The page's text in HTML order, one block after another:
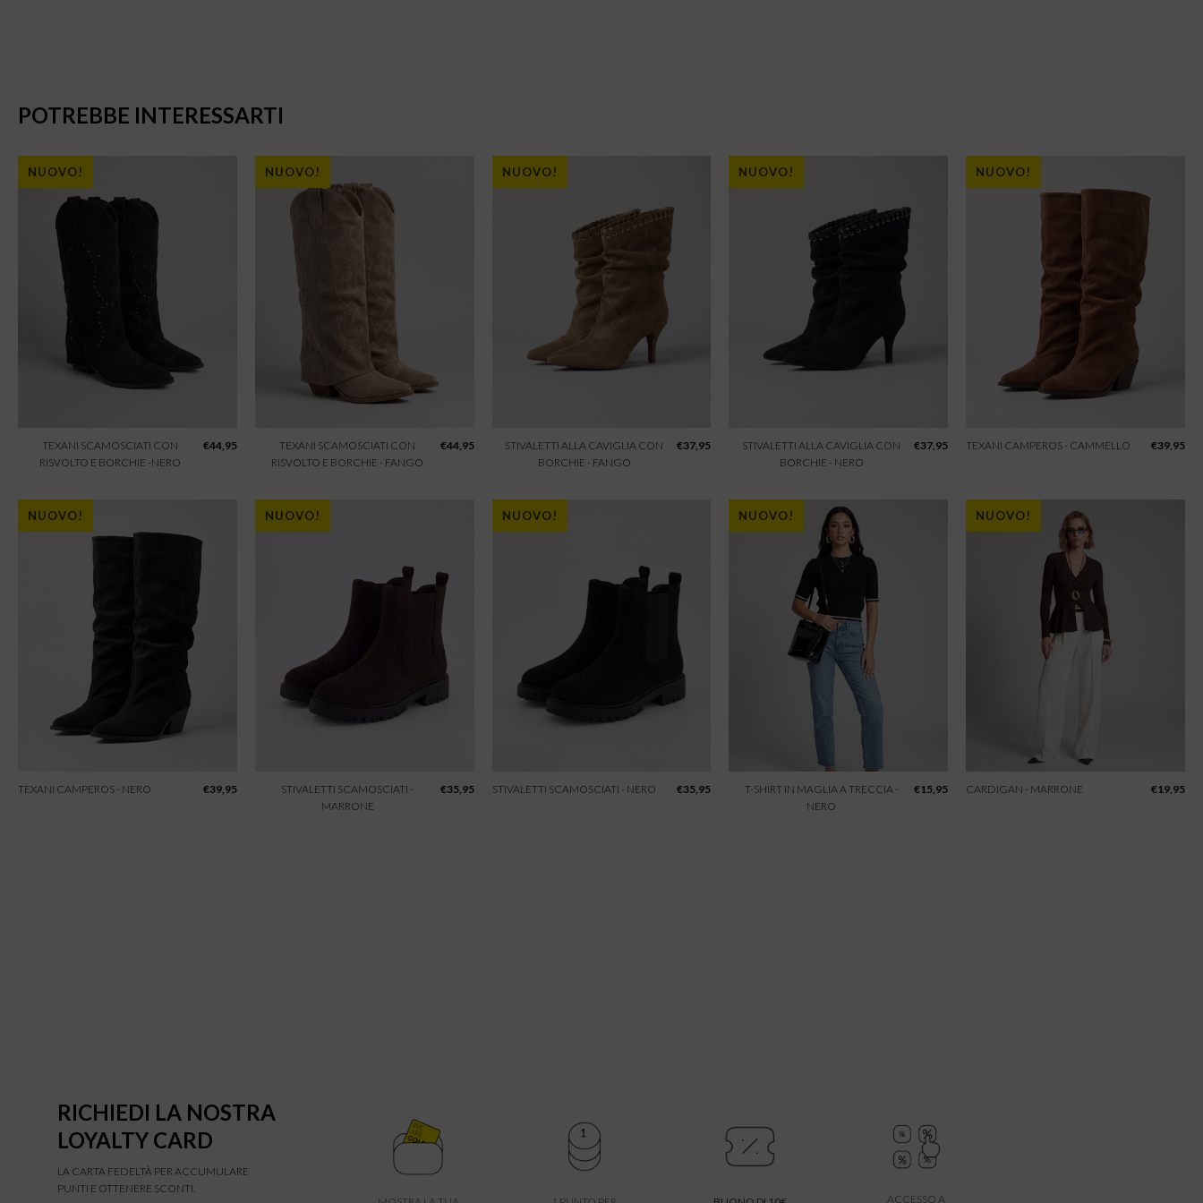
POTREBBE INTERESSARTI
NUOVO!
TEXANI SCAMOSCIATI CON
RISVOLTO E BORCHIE -NERO
€44,95
NUOVO!
TEXANI SCAMOSCIATI CON
RISVOLTO E BORCHIE - FANGO
€44,95
NUOVO!
STIVALETTI ALLA CAVIGLIA CON
BORCHIE - FANGO
€37,95
NUOVO!
STIVALETTI ALLA CAVIGLIA CON
BORCHIE - NERO
€37,95
NUOVO!
TEXANI CAMPEROS - CAMMELLO €39,95
NUOVO!
TEXANI CAMPEROS - NERO €39,95
NUOVO!
STIVALETTI SCAMOSCIATI -
MARRONE
€35,95
NUOVO!
STIVALETTI SCAMOSCIATI - NERO €35,95
NUOVO!
T-SHIRT IN MAGLIA A TRECCIA -
NERO
€15,95
NUOVO!
CARDIGAN - MARRONE €19,95
RICHIEDI LA NOSTRA
LOYALTY CARD
LA CARTA FEDELTÀ PER ACCUMULARE
PUNTI E OTTENERE SCONTI.
ACCESSO A